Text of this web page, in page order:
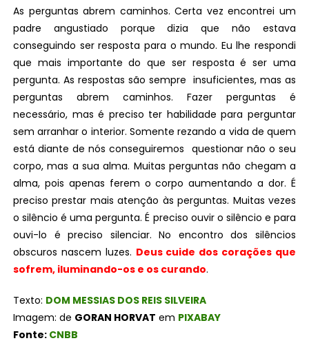
As perguntas abrem caminhos. Certa vez encontrei um
padre angustiado porque dizia que não estava
conseguindo ser resposta para o mundo. Eu lhe respondi
que mais importante do que ser resposta é ser uma
pergunta. As respostas são sempre insuficientes, mas as
perguntas abrem caminhos. Fazer perguntas é
necessário, mas é preciso ter habilidade para perguntar
sem arranhar o interior. Somente rezando a vida de quem
está diante de nós conseguiremos questionar não o seu
corpo, mas a sua alma. Muitas perguntas não chegam a
alma, pois apenas ferem o corpo aumentando a dor. É
preciso prestar mais atenção às perguntas. Muitas vezes
o silêncio é uma pergunta. É preciso ouvir o silêncio e para
ouvi-lo é preciso silenciar. No encontro dos silêncios
obscuros nascem luzes. Deus cuide dos corações que
sofrem, iluminando-os e os curando.
Texto: DOM MESSIAS DOS REIS SILVEIRA
Imagem: de GORAN HORVAT em PIXABAY
Fonte: CNBB